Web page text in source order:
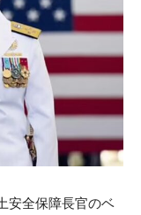
安全保障長官のベ